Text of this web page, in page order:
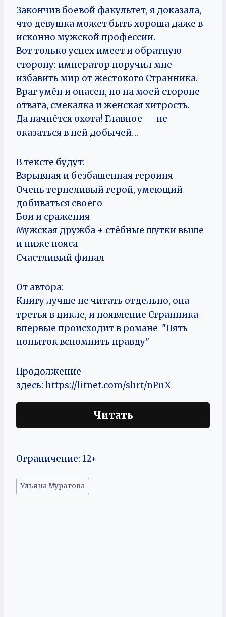
Закончив боевой факультет, я доказала,
что девушка может быть хороша даже в
исконно мужской профессии.
Вот только успех имеет и обратную
сторону: император поручил мне
избавить мир от жестокого Странника.
Враг умён и опасен, но на моей стороне
отвага, смекалка и женская хитрость.
Да начнётся охота! Главное — не
оказаться в ней добычей…
В тексте будут:
Взрывная и безбашенная героиня
Очень терпеливый герой, умеющий
добиваться своего
Бои и сражения
Мужская дружба + стёбные шутки выше
и ниже пояса
Счастливый финал
От автора:
Книгу лучше не читать отдельно, она
третья в цикле, и появление Странника
впервые происходит в романе "Пять
попыток вспомнить правду"
Продолжение
здесь: https://litnet.com/shrt/nPnX
Читать
Ограничение: 12+
Метки
записи:
Ульяна Муратова